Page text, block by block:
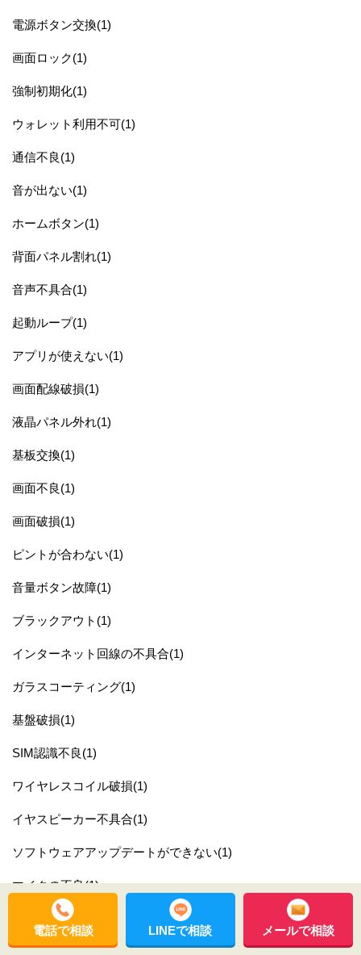
電源ボタン交換(1)
画面ロック(1)
強制初期化(1)
ウォレット利用不可(1)
通信不良(1)
音が出ない(1)
ホームボタン(1)
背面パネル割れ(1)
音声不具合(1)
起動ループ(1)
アプリが使えない(1)
画面配線破損(1)
液晶パネル外れ(1)
基板交換(1)
画面不良(1)
画面破損(1)
ピントが合わない(1)
音量ボタン故障(1)
ブラックアウト(1)
インターネット回線の不具合(1)
ガラスコーティング(1)
基盤破損(1)
SIM認識不良(1)
ワイヤレスコイル破損(1)
イヤスピーカー不具合(1)
ソフトウェアアップデートができない(1)
マイクの不良(1)
背面破損(1)
LINEの移行ができない(1)
電話で相談 LINEで相談 メールで相談